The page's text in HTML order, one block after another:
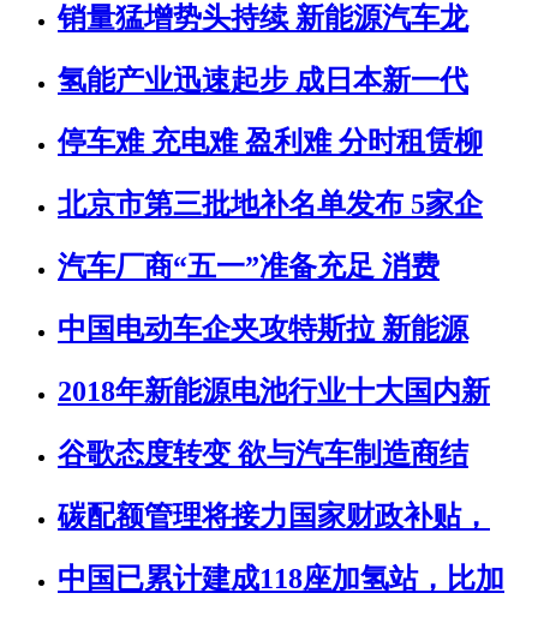
销量猛增势头持续 新能源汽车龙
氢能产业迅速起步 成日本新一代
停车难 充电难 盈利难 分时租赁柳
北京市第三批地补名单发布 5家企
汽车厂商“五一”准备充足 消费
中国电动车企夹攻特斯拉 新能源
2018年新能源电池行业十大国内新
谷歌态度转变 欲与汽车制造商结
碳配额管理将接力国家财政补贴，
中国已累计建成118座加氢站，比加